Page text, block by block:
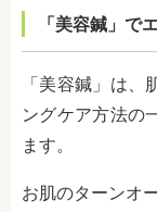
「美容鍼」で
「美容鍼」は
ングケア方法の
ます。
お肌のターンオ